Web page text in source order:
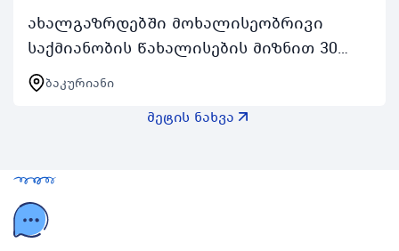
ახალგაზრდებში მოხალისეობრივი
საქმიანობის წახალისების მიზნით 30
აგვისტოდან 3 სექტემბრის შუალედში
ჩატარდება ახალგაზრდა მოხალისეთა
ბანაკი რომელიც აქტიურ…
ბაკურიანი
მეტის ნახვა